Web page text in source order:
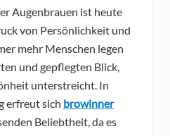
Augenbrauen ist heute
von Persönlichkeit und
mehr Menschen legen
und gepflegten Blick,
unterstreicht. In
erfreut sich browinner
Beliebtheit, da es